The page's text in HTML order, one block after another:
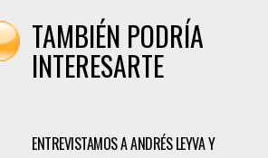
TAMBIÉN PODRÍA
INTERESARTE
ENTREVISTAMOS A ANDRÉS LEYVA Y